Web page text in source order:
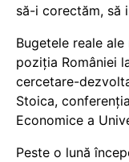
să-i corectăm, să
Bugetele reale
poziția României
cercetare-
Stoica,
Economice a
Peste o lună